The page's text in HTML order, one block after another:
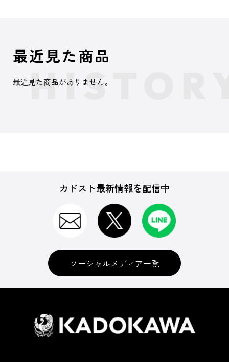
最近見た商品
最近見た商品がありません。
カドスト最新情報を配信中
ソーシャルメディア一覧